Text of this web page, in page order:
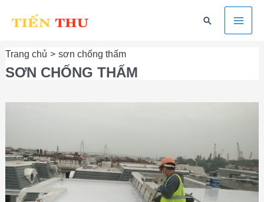
dung
Tìm
Main
Trang chủ sơn chống thấm
SƠN CHỐNG THẤM
PU
gốc
nước
|